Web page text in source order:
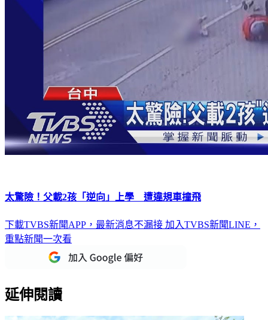
太驚險！父載2孩「逆向」上學 遭違規車撞飛
下載TVBS新聞APP，最新消息不漏接 加入TVBS新聞LINE，
重點新聞一次看
延伸閱讀